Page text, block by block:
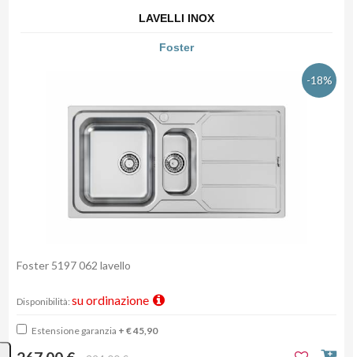
LAVELLI INOX
Foster
-18%
Foster 5197 062 lavello
Disponibilità: su ordinazione
Estensione garanzia + € 45,90